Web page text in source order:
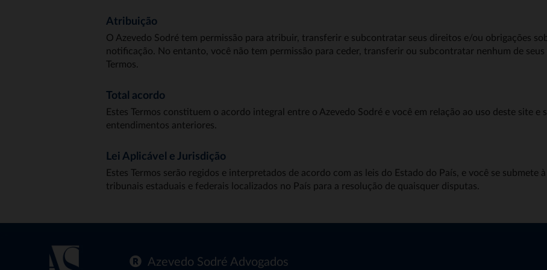
Atribuição
O Azevedo Sodré tem permissão para atribuir, transferir e subcontratar seus direitos e/ou obrigações
notificação. No entanto, você não tem permissão para ceder, transferir ou subcontratar nenhum de
Termos.
Total acordo
Estes Termos constituem o acordo integral entre o Azevedo Sodré e você em relação ao uso deste site
entendimentos anteriores.
Lei Aplicável e Jurisdição
Estes Termos serão regidos e interpretados de acordo com as leis do Estado do País, e você se submete
tribunais estaduais e federais localizados no País para a resolução de quaisquer disputas.
Azevedo Sodré Advogados